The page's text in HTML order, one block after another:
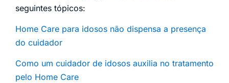
seguintes tópicos:
Home Care para idosos não dispensa a presença
do cuidador
Como um cuidador de idosos auxilia no tratamento
pelo Home Care